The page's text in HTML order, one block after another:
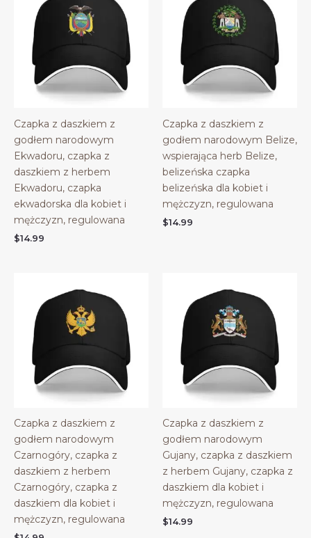
Czapka z daszkiem z
godłem narodowym
Ekwadoru, czapka z
daszkiem z herbem
Ekwadoru, czapka
ekwadorska dla kobiet i
mężczyzn, regulowana
$14.99
Czapka z daszkiem z
godłem narodowym Belize,
wspierająca herb Belize,
belizeńska czapka
belizeńska dla kobiet i
mężczyzn, regulowana
$14.99
Czapka z daszkiem z
godłem narodowym
Czarnogóry, czapka z
daszkiem z herbem
Czarnogóry, czapka z
daszkiem dla kobiet i
mężczyzn, regulowana
Czapka z daszkiem z
godłem narodowym
Gujany, czapka z daszkiem
z herbem Gujany, czapka z
daszkiem dla kobiet i
mężczyzn, regulowana
$14.99